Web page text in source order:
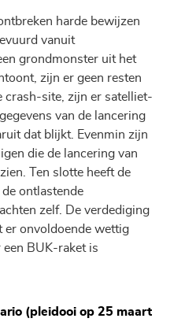
harde bewijzen
vanuit
grondmonster uit het
zijn er geen resten
crash-site, zijn er satelliet-
van de lancering
dat blijkt. Evenmin zijn
die de lancering van
Ten slotte heeft de
ontlastende
zelf. De verdediging
er onvoldoende wettig
BUK-raket is
(pleidooi op 25 maart